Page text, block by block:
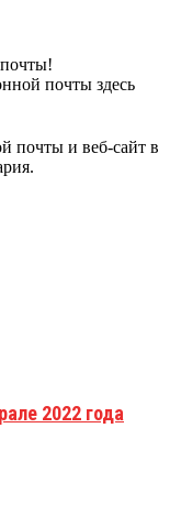
почты здесь
почты и веб-сайт в
2022 года